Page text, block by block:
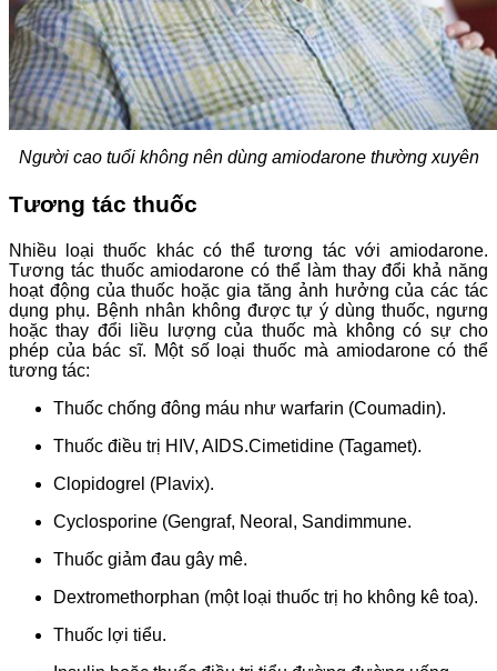
Người cao tuổi không nên dùng amiodarone thường xuyên
Tương tác thuốc
Nhiều loại thuốc khác có thể tương tác với amiodarone.
Tương tác thuốc amiodarone có thể làm thay đổi khả năng
hoạt động của thuốc hoặc gia tăng ảnh hưởng của các tác
dụng phụ. Bệnh nhân không được tự ý dùng thuốc, ngưng
hoặc thay đổi liều lượng của thuốc mà không có sự cho
phép của bác sĩ. Một số loại thuốc mà amiodarone có thể
tương tác:
Thuốc chống đông máu như warfarin (Coumadin).
Thuốc điều trị HIV, AIDS.Cimetidine (Tagamet).
Clopidogrel (Plavix).
Cyclosporine (Gengraf, Neoral, Sandimmune.
Thuốc giảm đau gây mê.
Dextromethorphan (một loại thuốc trị ho không kê toa).
Thuốc lợi tiểu.